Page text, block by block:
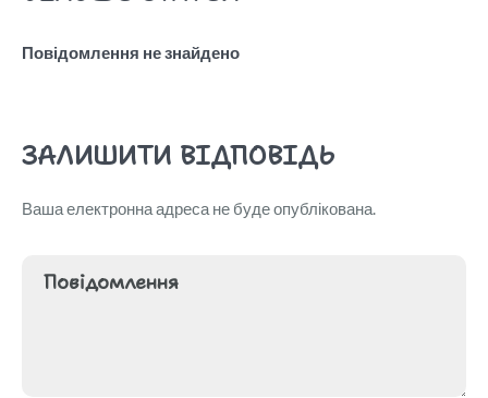
Повідомлення не знайдено
ЗАЛИШИТИ ВІДПОВІДЬ
Ваша електронна адреса не буде опублікована.